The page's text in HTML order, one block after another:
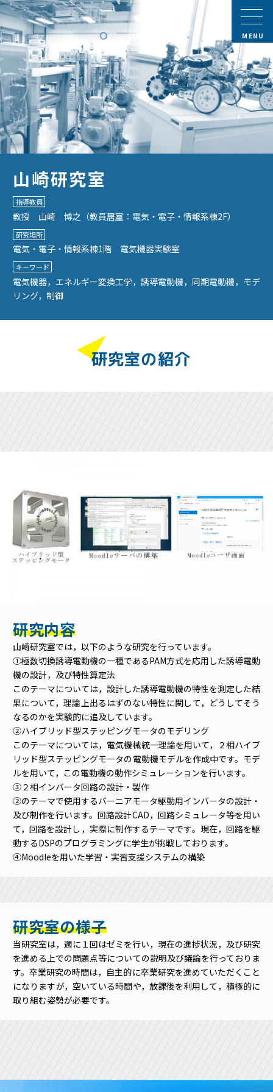
MENU
山崎研究室
指導教員
教授 山崎 博之（教員居室：電気・電子・情報系棟2F）
研究場所
電気・電子・情報系棟1階 電気機器実験室
キーワード
電気機器，エネルギー変換工学，誘導電動機，同期電動機，モデ
リング，制御
研究室の紹介
研究内容
山崎研究室では，以下のような研究を行っています。
①極数切換誘導電動機の一種であるPAM方式を応用した誘導電動
機の設計，及び特性算定法
このテーマについては，設計した誘導電動機の特性を測定した結
果について，理論上出るはずのない特性に関して，どうしてそう
なるのかを実験的に追及しています。
②ハイブリッド型ステッピングモータのモデリング
このテーマについては，電気機械統一理論を用いて，２相ハイブ
リッド型ステッピングモータの電動機モデルを作成中です。モデ
ルを用いて，この電動機の動作シミュレーションを行います。
③２相インバータ回路の設計・製作
②のテーマで使用するバーニアモータ駆動用インバータの設計・
及び制作を行います。回路設計CAD，回路シミュレータ等を用い
て，回路を設計し，実際に制作するテーマです。現在，回路を駆
動するDSPのプログラミングに学生が挑戦しております。
④Moodleを用いた学習・実習支援システムの構築
研究室の様子
当研究室は，週に１回はゼミを行い，現在の進捗状況，及び研究
を進める上での問題点等についての説明及び議論を行っておりま
す。卒業研究の時間は，自主的に卒業研究を進めていただくこと
になりますが，空いている時間や，放課後を利用して，積極的に
取り組む姿勢が必要です。